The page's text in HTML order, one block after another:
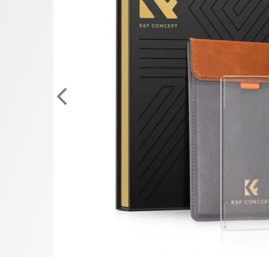
21 varianter
JJC Snap-on främre
objektivlock med snodd –
skyddar och förenklar
TTArtisan Mini
Retroinspirerad i form
LÄGG I VARUKORG